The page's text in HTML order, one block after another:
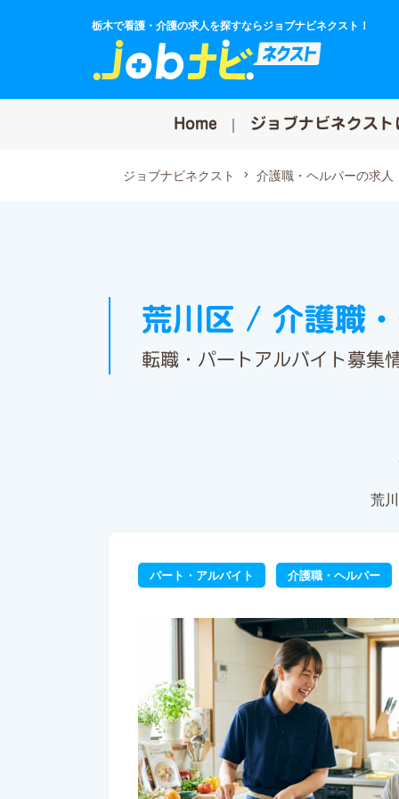
栃木で看護・介護の求人を探すならジョブナビネクスト！
Home ジョブナビネクスト
ジョブナビネクスト 介護職・ヘルパーの求人
荒川区 / 介護職
転職・パートアルバイト募集
荒
パート・アルバイト 介護職・ヘルパー